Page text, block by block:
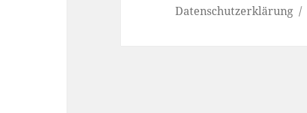
Datenschutzerklärung